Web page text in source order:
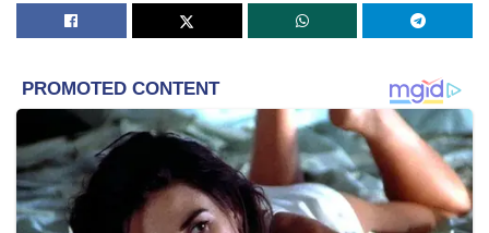
– BERNAMA